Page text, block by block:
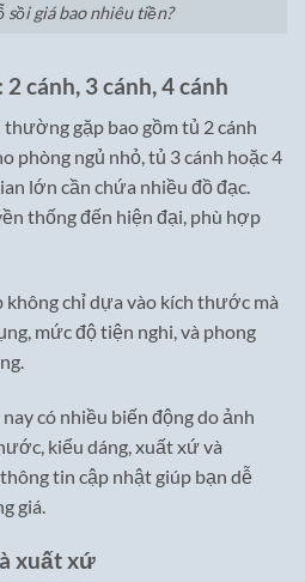
sồi giá bao nhiêu tiền?
cánh, 3 cánh, 4 cánh
gặp bao gồm tủ 2 cánh
phòng ngủ nhỏ, tủ 3 cánh hoặc 4
lớn cần chứa nhiều đồ đạc.
thống đến hiện đại, phù hợp
chỉ dựa vào kích thước mà
mức độ tiện nghi, và phong
có nhiều biến động do ảnh
kiểu dáng, xuất xứ và
tin cập nhật giúp bạn dễ
giá.
xuất xứ